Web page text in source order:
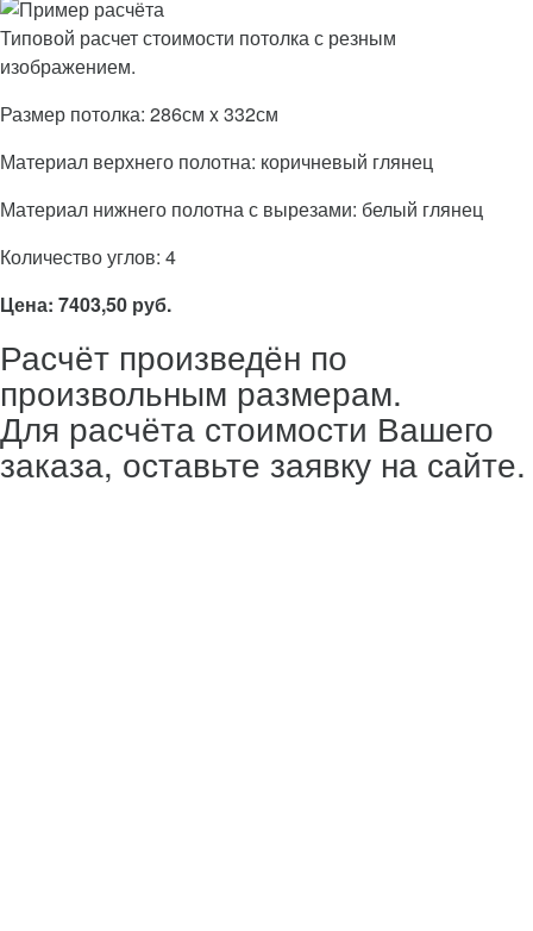
Типовой расчет стоимости потолка с резным
изображением.
Размер потолка: 286см x 332см
Материал верхнего полотна: коричневый глянец
Материал нижнего полотна с вырезами: белый глянец
Количество углов: 4
Цена: 7403,50 руб.
Расчёт произведён по
произвольным размерам.
Для расчёта стоимости Вашего
заказа, оставьте заявку на сайте.